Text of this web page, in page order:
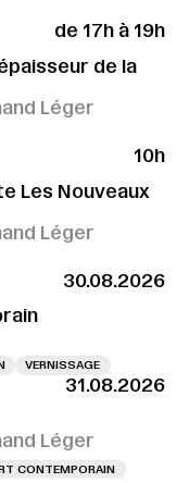
de 17h à 19h
de la
Léger
10h
Les Nouveaux
Léger
30.08.2026
VERNISSAGE
31.08.2026
Léger
CONTEMPORAIN